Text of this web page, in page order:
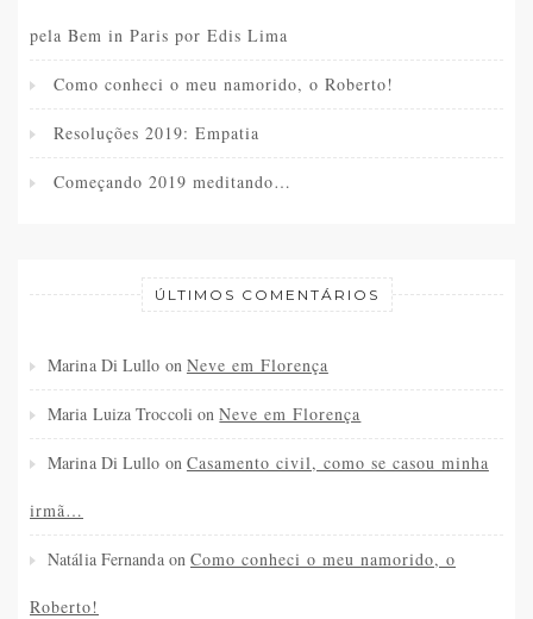
pela Bem in Paris por Edis Lima
Como conheci o meu namorido, o Roberto!
Resoluções 2019: Empatia
Começando 2019 meditando…
ÚLTIMOS COMENTÁRIOS
Marina Di Lullo on Neve em Florença
Maria Luiza Troccoli onNeve em Florença
Marina Di Lullo on Casamento civil, como se casou minha
irmã…
Natália FernandaonComo conheci o meu namorido, o
Roberto!